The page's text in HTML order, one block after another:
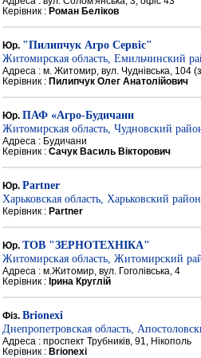
Керівник : Роман Беліков
Юр. "Пилипчук Агро Сервіс"
Житомирская область, Емильчинский
Адреса : м. Житомир, вул. Чуднівська, 104
Керівник : Пилипчук Олег Анатолійович
Юр. ПАФ «Агро-Будичани
Житомирская область, Чудновский
Адреса : Будичани
Керівник : Сачук Василь Вікторович
Юр. Partner
Харьковская область, Харьковский район
Керівник : Partner
Юр. ТОВ "ЗЕРНОТЕХНІКА"
Житомирская область, Житомирский
Адреса : м.Житомир, вул. Гоголівська, 4
Керівник : Ірина Круглій
Фіз. Brionexi
Днепропетровская область,
Адреса : проспект Трубників, 91, Нікополь
Керівник : Brionexi